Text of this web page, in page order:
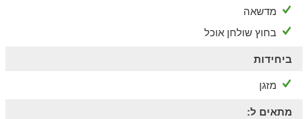
מדשאה
בחוץ שולחן אוכל
ביחידות
מזגן
מתאים ל: